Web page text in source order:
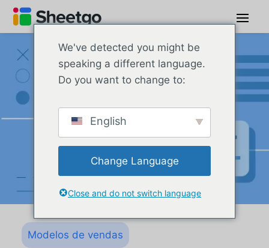
Modelos de vendas
We've detected you might be
speaking a different language.
Do you want to change to:
English
Change Language
Close and do not switch language